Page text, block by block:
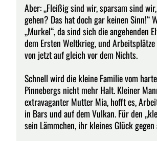
Aber: „Fleißig sind wir, sparsam sind
gehen? Das hat doch gar keinen
„Murkel“, da sind sich die angehenden
dem Ersten Weltkrieg, und
von jetzt auf gleich vor dem Nichts.
Schnell wird die kleine Familie vom
Pinnebergs nicht mehr Halt. Kleiner
extravaganter Mutter Mia, hofft es,
in Bars und auf dem Vulkan. Für den
sein Lämmchen, ihr kleines Glück